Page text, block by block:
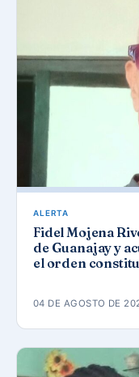
ALERTA
Fidel Mojena
de Guanajay y
el orden
04 DE AGOSTO DE